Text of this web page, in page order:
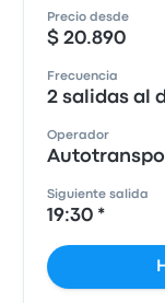
Precio desde
$ 20.890
Frecuencia
2 salidas al
Operador
Siguiente salida
19:30 *